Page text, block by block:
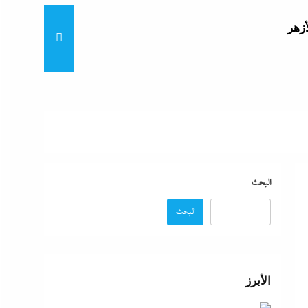
البحث
البحث
الأبرز